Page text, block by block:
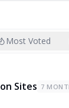
Most Voted
Sites 7